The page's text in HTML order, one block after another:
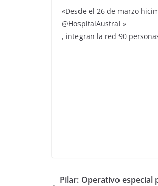
«Desde el 26 de marzo
@HospitalAustral »
, integran la red 90
Pilar: Operativo especial